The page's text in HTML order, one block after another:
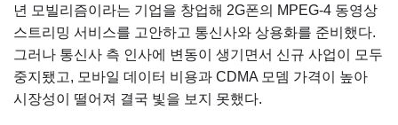
년 모빌리즘이라는 기업을 창업해 2G폰의 MPEG-4 동영상
스트리밍 서비스를 고안하고 통신사와 상용화를 준비했다.
그러나 통신사 측 인사에 변동이 생기면서 신규 사업이 모두
중지됐고, 모바일 데이터 비용과 CDMA 모뎀 가격이 높아
시장성이 떨어져 결국 빛을 보지 못했다.